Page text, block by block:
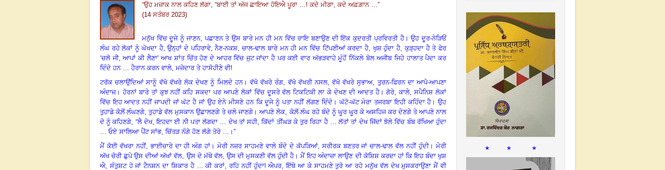
“ਉਹ ਮਜ਼ਾਕ ਨਾਲ ਕਹਿਣ ਲੱਗਾ , “ਬਾਈ ਤਾਂ ਅੱਜ ਛਾਇਆ ਹੋਇਐ ਪੂਰਾ …! ਕਦੇ ਮੀਗਾ, ਕਦੇ ਅਫ਼ਗ਼ਾਨ … ”
(14 ਸਤੰਬਰ 2023)
ਮਨੁੱਖ ਵਿੱਚ ਦੂਜੇ ਨੂੰ ਜਾਣਨ, ਪਛਾਣਨ ਤੇ ਉਸ ਬਾਰੇ ਮਨ ਹੀ ਮਨ ਵਿੱਚ ਰਾਇ ਬਣਾਉਣ ਦੀ ਇੱਕ ਕੁਦਰਤੀ ਪ੍ਰਵਿਰਤੀ ਹੈ।ਉਹ ਦੂਰ-ਨੇੜਿਓਂ
ਲੰਘ ਰਹੇ ਲੋਕਾਂ ਨੂੰ ਘੋਖਦਾ ਹੈ, ਉਨ੍ਹਾਂ ਦੇ ਪਹਿਰਾਵੇ, ਨੈਣ-ਨਕਸ਼, ਚਾਲ-ਢਾਲ ਬਾਰੇ ਮਨ ਹੀ ਮਨ ਵਿੱਚ ਟਿੱਪਣੀਆਂ ਕਰਦਾ ਹੈ, ਖੁਸ਼ ਹੁੰਦਾ ਹੈ, ਕੁੜ੍ਹਦਾ ਹੈ ਤੇ ਫੇਰ
‘ਚਲੋ ਜੀ, ਆਪਾਂ ਕੀ ਲੈਣਾ’ ਆਖ ਸ਼ਾਂਤ ਚਿੱਤ ਹੋਣ ਦੇ ਆਹਰ ਵਿੱਚ ਜੁਟ ਜਾਂਦਾ ਹੈ ਪਰ ਕਈ ਵਾਰ ਅੱਭੜਵਾਹੇ ਮੂੰਹੋਂ ਨਿੱਕਲੇ ਬੋਲ ਅਜੀਬ ਜਿਹੇ ਹਾਲਾਤ ਪੈਦਾ ਕਰ
ਦਿੰਦੇ ਹਨ … ਹੈਰਾਨ ਕਰਨ ਵਾਲੇ, ਮਜ਼ੇਦਾਰ ਤੇ ਹਾਸੋਹੀਣੇ ਵੀ!
ਟਰੱਕ ਚਲਾਉਂਦਿਆਂ ਸਾਨੂੰ ਵੱਖੋ ਵੱਖਰੇ ਲੋਕ ਦੇਖਣ ਨੂੰ ਮਿਲਦੇ ਹਨ। ਵੱਖੋ ਵੱਖਰੇ ਰੰਗ, ਵੱਖੋ ਵੱਖਰੀ ਨਸਲ, ਵੱਖੋ ਵੱਖਰੇ ਸੁਭਾਅ, ਤੁਰਨ-ਫਿਰਨ ਦਾ ਆਪੋ-ਆਪਣਾ
ਅੰਦਾਜ਼। ਹੋਰਨਾਂ ਬਾਰੇ ਤਾਂ ਕੁਝ ਨਹੀਂ ਕਹਿ ਸਕਦਾ ਪਰ ਆਪਣੇ ਲੋਕਾਂ ਵਿੱਚ ਦੂਸਰੇ ਵੱਲ ਟਿਕਟਿਕੀ ਲਾ ਕੇ ਦੇਖਣ ਦੀ ਆਦਤ ਹੈ।ਗੋਰੇ, ਕਾਲੇ, ਸਪੈਨਿਸ਼ ਲੋਕਾਂ
ਵਿੱਚ ਇਹ ਆਦਤ ਨਹੀਂ ਜਾਪਦੀ ਜਾਂ ਘੱਟ ਹੈ ਜਾਂ ਉਹ ਏਨੇ ਮੀਸਣੇ ਹਨ ਕਿ ਦੂਜੇ ਨੂੰ ਪਤਾ ਨਹੀਂ ਲੱਗਣ ਦਿੰਦੇ। ਘੱਟੋ-ਘੱਟ ਮੇਰਾ ਤਜਰਬਾ ਇਹੀ ਕਹਿੰਦਾ ਹੈ ।ਉਹ
ਤੁਹਾਡੇ ਕੋਲ਼ੋਂ ਲੰਘਣਗੇ, ਤੁਹਾਡੇ ਵੱਲ ਮੁਸਕਾਨ ਉਛਾਲਣਗੇ ਤੇ ਚਲੇ ਜਾਣਗੇ।ਆਪਣੇ ਲੋਕ , ਕੋਲ਼ੋਂ ਲੰਘ ਰਹੇ ਬੰਦੇ ਨੂੰ ਘੂਰ ਘੂਰ ਕੇ ਅਸਹਿਜ ਕਰ ਦੇਣਗੇ ਤੇ ਆਪਣੇ ਨਾਲ
ਦੇ ਨੂੰ ਕਹਿਣਗੇ, “ਲੈ ਦੇਖ, ਇਹਦਾ ਈ ਨੀ ਪਤਾ ਲੱਗਦਾ … ਦੇਖ ਤਾਂ ਸਹੀ, ਕਿੱਦਾਂ ਤੀਂਘੜ ਕੇ ਤੁਰ ਰਿਹਾ ਹੈ … ਲੱਤਾਂ ਤਾਂ ਦੇਖ ਜਿੱਦਾਂ ਝੋਲੇ ਵਿੱਚ ਬੰਬ ਰੱਖਿਆ ਹੁੰਦਾ
… ਓਏ ਸਾਲਿਆ ਪੈਂਟ ਸਾਂਭ, ਚਿੱਤੜ ਨੰਗੇ ਹੋਣ ਲੱਗੇ ਤੇਰੇ …
।”
ਮੈਂ ਕੋਈ ਵੱਖਰਾ ਨਹੀਂ, ਭਾਈਚਾਰੇ ਦਾ ਹੀ ਅੰਗ ਹਾਂ ।ਮੇਰੀ ਨਜ਼ਰ ਸਾਹਮਣੇ ਵਾਲੇ ਬੰਦੇ ਦੇ ਕੱਪੜਿਆਂ, ਸਰੀਰਕ ਬਣਤਰ ਜਾਂ ਚਾਲ-ਢਾਲ ਵੱਲ ਨਹੀਂ ਹੁੰਦੀ।ਮੇਰੀ
ਅੱਖ ਚੋਰੀ ਛੁਪੇ ਉਸ ਦੀਆਂ ਅੱਖਾਂ ਵੱਲ , ਉਸ ਦੇ ਮੱਥੇ ਵੱਲ, ਉਸ ਦੀ ਮੁਸਕਣੀ ਵੱਲ ਹੁੰਦੀ ਹੈ। ਮੈਂ ਇਹ ਅੰਦਾਜ਼ਾ ਲਾਉਣ ਦੀ ਕੋਸ਼ਿਸ਼ ਕਰਦਾ ਹਾਂ ਕਿ ਇਹ ਬੰਦਾ ਖੁਸ਼
ਐ, ਸੰਤੁਸ਼ਟ ਹੇ ਜਾਂ ਟੈਨਸ਼ਨ ਦਾ ਸ਼ਿਕਾਰ ਹੈ … ਕੀ ਕਰਾਂ, ਰਹਿ ਨਹੀਂ ਹੁੰਦਾ! ਐਪਰ, ਇੱਥੇ ਆ ਕੇ ਸਾਹਮਣੇ ਤੁਰੇ ਆ ਰਹੇ ਮਨੁੱਖ ਵੱਲ ਦੇਖ ਮੁਸਕਰਾਉਣਾ ਮੈਂ ਵੀ
* * *